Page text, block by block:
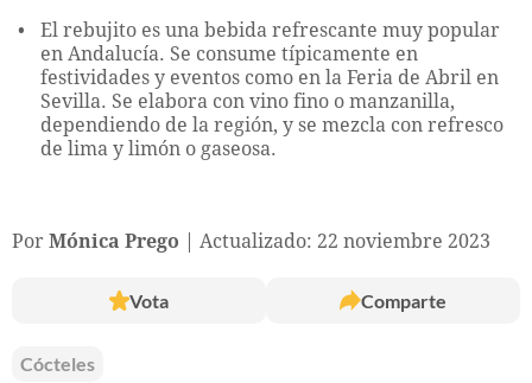
El rebujito es una bebida refrescante muy popular
en Andalucía. Se consume típicamente en
festividades y eventos como en la Feria de Abril en
Sevilla. Se elabora con vino fino o manzanilla,
dependiendo de la región, y se mezcla con refresco
de lima y limón o gaseosa.
Por Mónica Prego Actualizado: 22 noviembre 2023
Vota Comparte
Cócteles